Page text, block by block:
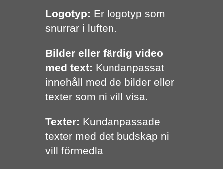
Logotyp: Er logotyp som
snurrar i luften.
Bilder eller färdig video
med text: Kundanpassat
innehåll med de bilder eller
texter som ni vill visa.
Texter: Kundanpassade
texter med det budskap ni
vill förmedla